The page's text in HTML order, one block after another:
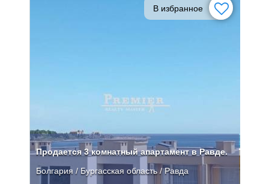
В избранное
Продается 3 комнатный апартамент в Равде.
Болгария / Бургасская область / Равда